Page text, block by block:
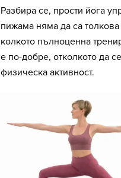
Разбира се, прости йога
пижама няма да са
колкото пълноценна
е по-добре, отколкото да
физическа активност.